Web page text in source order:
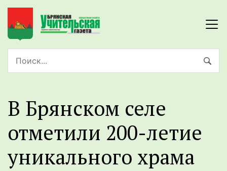
В Брянском селе
отметили 200-летие
уникального храма